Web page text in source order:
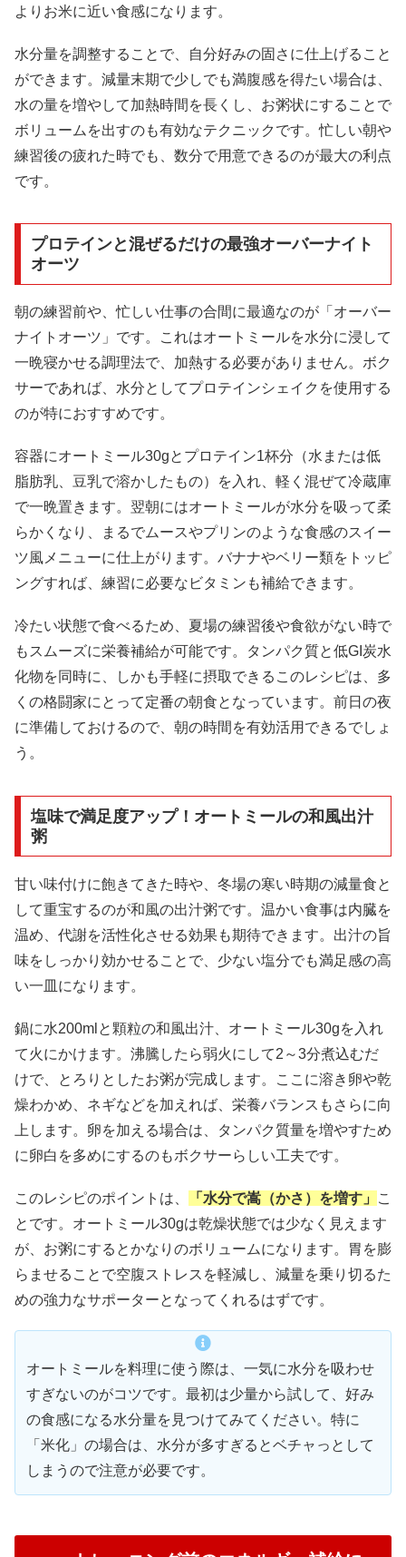
よりお米に近い食感になります。
水分量を調整することで、自分好みの固さに仕上げること
ができます。減量末期で少しでも満腹感を得たい場合は、
水の量を増やして加熱時間を長くし、お粥状にすることで
ボリュームを出すのも有効なテクニックです。忙しい朝や
練習後の疲れた時でも、数分で用意できるのが最大の利点
です。
プロテインと混ぜるだけの最強オーバーナイト
オーツ
朝の練習前や、忙しい仕事の合間に最適なのが「オーバー
ナイトオーツ」です。これはオートミールを水分に浸して
一晩寝かせる調理法で、加熱する必要がありません。ボク
サーであれば、水分としてプロテインシェイクを使用する
のが特におすすめです。
容器にオートミール30gとプロテイン1杯分（水または低
脂肪乳、豆乳で溶かしたもの）を入れ、軽く混ぜて冷蔵庫
で一晩置きます。翌朝にはオートミールが水分を吸って柔
らかくなり、まるでムースやプリンのような食感のスイー
ツ風メニューに仕上がります。バナナやベリー類をトッピ
ングすれば、練習に必要なビタミンも補給できます。
冷たい状態で食べるため、夏場の練習後や食欲がない時で
もスムーズに栄養補給が可能です。タンパク質と低GI炭水
化物を同時に、しかも手軽に摂取できるこのレシピは、多
くの格闘家にとって定番の朝食となっています。前日の夜
に準備しておけるので、朝の時間を有効活用できるでしょ
う。
塩味で満足度アップ！オートミールの和風出汁
粥
甘い味付けに飽きてきた時や、冬場の寒い時期の減量食と
して重宝するのが和風の出汁粥です。温かい食事は内臓を
温め、代謝を活性化させる効果も期待できます。出汁の旨
味をしっかり効かせることで、少ない塩分でも満足感の高
い一皿になります。
鍋に水200mlと顆粒の和風出汁、オートミール30gを入れ
て火にかけます。沸騰したら弱火にして2～3分煮込むだ
けで、とろりとしたお粥が完成します。ここに溶き卵や乾
燥わかめ、ネギなどを加えれば、栄養バランスもさらに向
上します。卵を加える場合は、タンパク質量を増やすため
に卵白を多めにするのもボクサーらしい工夫です。
このレシピのポイントは、 「水分で嵩（かさ）を増す」
こ
とです。オートミール30gは乾燥状態では少なく見えます
が、お粥にするとかなりのボリュームになります。胃を膨
らませることで空腹ストレスを軽減し、減量を乗り切るた
めの強力なサポーターとなってくれるはずです。
オートミールを料理に使う際は、一気に水分を吸わせ
すぎないのがコツです。最初は少量から試して、好み
の食感になる水分量を見つけてみてください。特に
「米化」の場合は、水分が多すぎるとベチャっとして
しまうので注意が必要です。